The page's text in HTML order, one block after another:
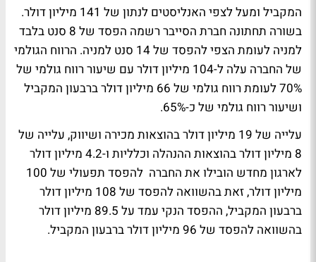
המקביל ומעל לצפי האנליסטים לנתון של 141 מיליון דולר.
בשורה תחתונה חברת הסייבר רשמה הפסד של 8 סנט בלבד
למניה לעומת הצפי להפסד של 14 סנט למניה. הרווח הגולמי
של החברה עלה ל-104 מיליון דולר עם שיעור רווח גולמי של
70% לעומת רווח גולמי של 66 מיליון דולר ברבעון המקביל
ושיעור רווח גולמי של כ-65%.
עלייה של 19 מיליון דולר בהוצאות מכירה ושיווק, עלייה של
8 מיליון דולר בהוצאות ההנהלה וכלליות ו-4.2 מיליון דולר
לארגון מחדש הובילו את החברה להפסד תפעולי של 100
מיליון דולר, זאת בהשוואה להפסד של 108 מיליון דולר
ברבעון המקביל, ההפסד הנקי עמד על 89.5 מיליון דולר
בהשוואה להפסד של 96 מיליון דולר ברבעון המקביל.